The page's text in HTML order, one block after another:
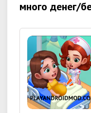
много денег/